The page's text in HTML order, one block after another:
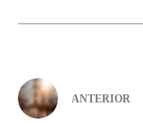
ANTERIOR